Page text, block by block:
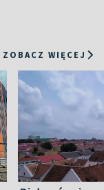
ZOBACZ WIĘCEJ